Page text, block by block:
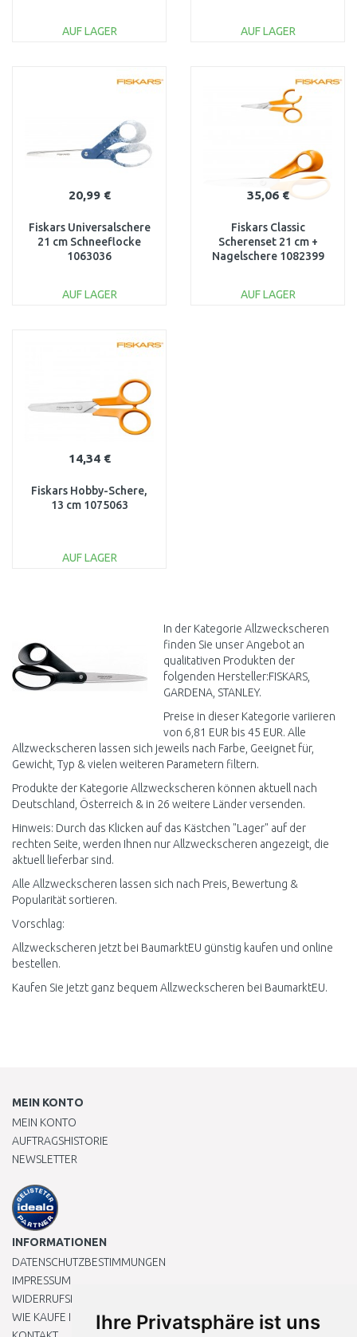
Ihre Privatsphäre ist uns
AUF LAGER
AUF LAGER
Vergleichen
20,99 €
Fiskars Universalschere
21 cm Schneeflocke
1063036
AUF LAGER
35,06 €
Fiskars Classic
Scherenset 21 cm +
Nagelschere 1082399
AUF LAGER
14,34 €
Fiskars Hobby-Schere,
13 cm 1075063
AUF LAGER
In der Kategorie Allzweckscheren
finden Sie unser Angebot an
qualitativen Produkten der
folgenden Hersteller:FISKARS,
GARDENA, STANLEY.
Preise in dieser Kategorie variieren
von 6,81 EUR bis 45 EUR. Alle
Allzweckscheren lassen sich jeweils nach Farbe, Geeignet für,
Gewicht, Typ & vielen weiteren Parametern filtern.
Produkte der Kategorie Allzweckscheren können aktuell nach
Deutschland, Österreich & in 26 weitere Länder versenden.
Hinweis: Durch das Klicken auf das Kästchen "Lager" auf der
rechten Seite, werden Ihnen nur Allzweckscheren angezeigt, die
aktuell lieferbar sind.
Alle Allzweckscheren lassen sich nach Preis, Bewertung &
Popularität sortieren.
Vorschlag:
Allzweckscheren jetzt bei BaumarktEU günstig kaufen und online
bestellen.
Kaufen Sie jetzt ganz bequem Allzweckscheren bei BaumarktEU.
MEIN KONTO
MEIN KONTO
AUFTRAGSHISTORIE
NEWSLETTER
INFORMATIONEN
DATENSCHUTZBESTIMMUNGEN
IMPRESSUM
WIDERRUFSRECHT
WIE KAUFE ICH EIN?